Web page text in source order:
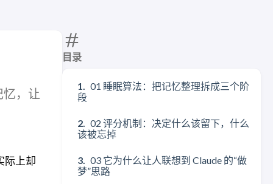
目录
01 睡眠算法：把记忆整理拆成三个阶
段
02 评分机制：决定什么该留下，什么
该被忘掉
03 它为什么让人联想到 Claude 的“做
梦”思路
，让
际上却